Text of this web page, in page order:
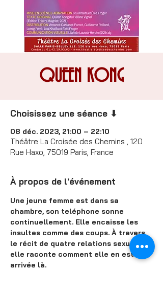
QUEEN KONG
Choisissez une séance ⬇
08 déc. 2023, 21:00 – 22:10
Théâtre La Croisée des Chemins , 120
Rue Haxo, 75019 Paris, France
À propos de l'événement
Une jeune femme est dans sa
chambre, son teléphone sonne
continuellement. Elle encaisse les
insultes comme des coups. À travers
le récit de quatre relations sexuelles,
elle raconte comment elle en est
arrivée là.